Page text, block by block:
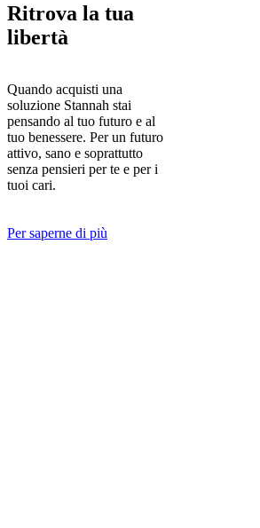
Ritrova la tua
libertà
Quando acquisti una
soluzione Stannah stai
pensando al tuo futuro e al
tuo benessere. Per un futuro
attivo, sano e soprattutto
senza pensieri per te e per i
tuoi cari.
Per saperne di più